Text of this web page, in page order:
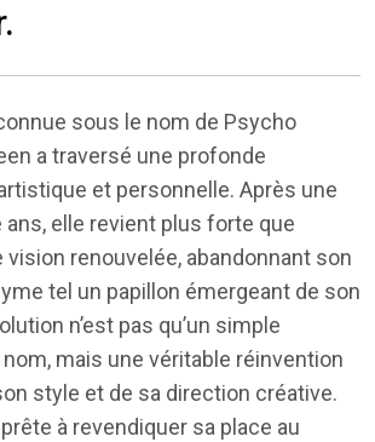
sous le nom de Psycho
a traversé une profonde
et personnelle. Après une
ans, elle revient plus forte que
vision renouvelée, abandonnant son
tel un papillon émergeant de son
n’est pas qu’un simple
mais une véritable réinvention
style et de sa direction créative.
à revendiquer sa place au